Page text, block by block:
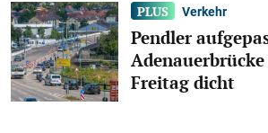
Verkehr
Pendler
Freitag dicht